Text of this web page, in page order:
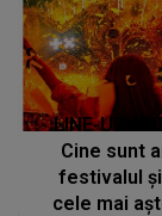
LINE-UP
Cine sunt
festivalul
cele mai